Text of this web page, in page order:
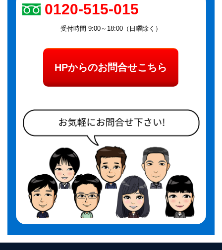
0120-515-015
受付時間 9:00～18:00（日曜除く）
HPからのお問合せこちら